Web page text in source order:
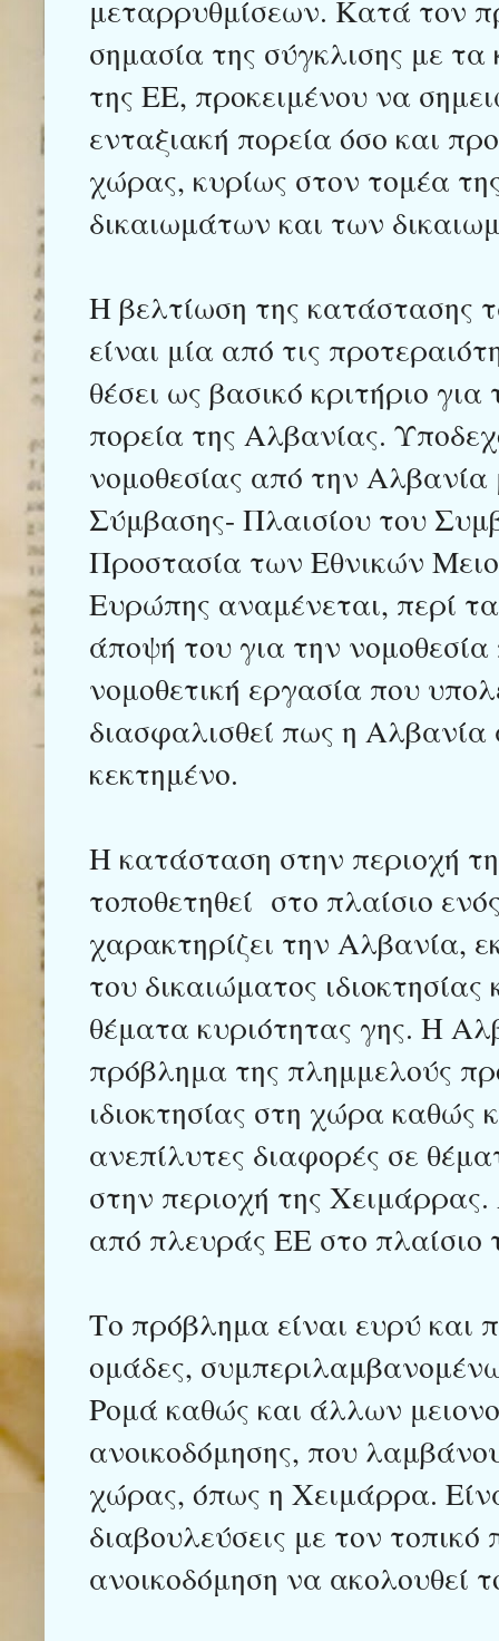
μεταρρυθμίσεων. Κατά τον
σημασία της σύγκλισης με τα
της ΕΕ, προκειμένου να
ενταξιακή πορεία όσο και
χώρας, κυρίως στον τομέα
δικαιωμάτων και των
Η βελτίωση της κατάστασης
είναι μία από τις
θέσει ως βασικό κριτήριο
πορεία της Αλβανίας.
νομοθεσίας από την Αλβανία
Σύμβασης- Πλαισίου του
Προστασία των Εθνικών
Ευρώπης αναμένεται, περί
άποψή του για την
νομοθετική εργασία που
διασφαλισθεί πως η Αλβανία
κεκτημένο.
Η κατάσταση στην περιοχή
τοποθετηθεί στο πλαίσιο
χαρακτηρίζει την Αλβανία,
του δικαιώματος
θέματα κυριότητας γης. Η
πρόβλημα της πλημμελούς
ιδιοκτησίας στη χώρα καθώς
ανεπίλυτες διαφορές σε
στην περιοχή της
από πλευράς ΕΕ στο πλαίσιο
Το πρόβλημα είναι ευρύ και
ομάδες,
Ρομά καθώς και άλλων
ανοικοδόμησης, που
χώρας, όπως η Χειμάρρα.
διαβουλεύσεις με τον
ανοικοδόμηση να ακολουθεί